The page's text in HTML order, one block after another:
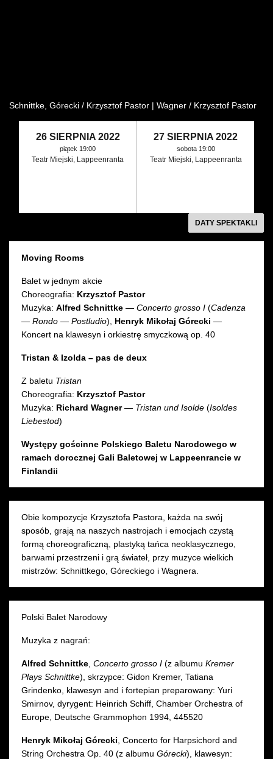
Dotacje celowe
Schnittke, Górecki / Krzysztof Pastor | Wagner / Krzysztof Pastor
26 SIERPNIA 2022
piątek 19:00
Teatr Miejski, Lappeenranta
27 SIERPNIA 2022
sobota 19:00
Teatr Miejski, Lappeenranta
DATY SPEKTAKLI
Moving Rooms
Balet w jednym akcie
Choreografia: Krzysztof Pastor
Muzyka: Alfred Schnittke — Concerto grosso I (Cadenza
— Rondo — Postludio), Henryk Mikołaj Górecki —
Koncert na klawesyn i orkiestrę smyczkową op. 40
Tristan & Izolda – pas de deux
Z baletu Tristan
Choreografia: Krzysztof Pastor
Muzyka: Richard Wagner— Tristan und Isolde (Isoldes
Liebestod)
Występy gościnne Polskiego Baletu Narodowego w
ramach dorocznej Gali Baletowej w Lappeenrancie w
Finlandii
Obie kompozycje Krzysztofa Pastora, każda na swój
sposób, grają na naszych nastrojach i emocjach czystą
formą choreograficzną, plastyką tańca neoklasycznego,
barwami przestrzeni i grą świateł, przy muzyce wielkich
mistrzów: Schnittkego, Góreckiego i Wagnera.
Polski Balet Narodowy
Muzyka z nagrań:
Alfred Schnittke Concerto grosso I (z albumu Kremer
Plays Schnittke), skrzypce: Gidon Kremer, Tatiana
Grindenko, klawesyn and i fortepian preparowany: Yuri
Smirnov, dyrygent: Heinrich Schiff, Chamber Orchestra of
Europe, Deutsche Grammophon 1994, 445520
Henryk Mikołaj Górecki , Concerto for Harpsichord and
String Orchestra Op. 40 (z albumu Górecki), klawesyn: